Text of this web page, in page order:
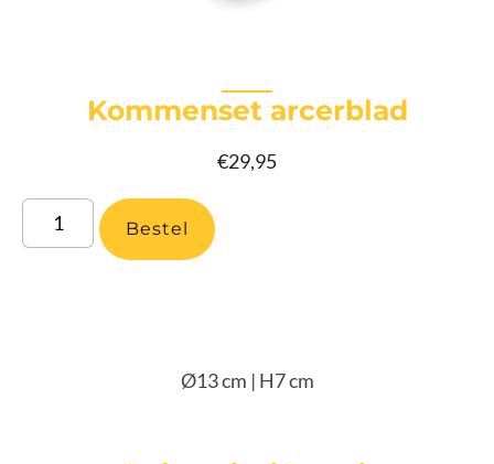
Kommenset arcerblad
€29,95
Bestel
Ø13 cm | H7 cm